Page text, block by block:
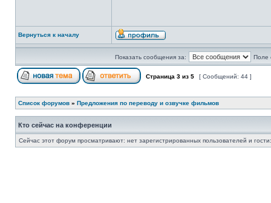
Вернуться к началу
Показать сообщения за: Поле
Страница 3 из 5 [ Сообщений: 44 ]
Список форумов » Предложения по переводу и озвучке фильмов
Кто сейчас на конференции
Сейчас этот форум просматривают: нет зарегистрированных пользователей и